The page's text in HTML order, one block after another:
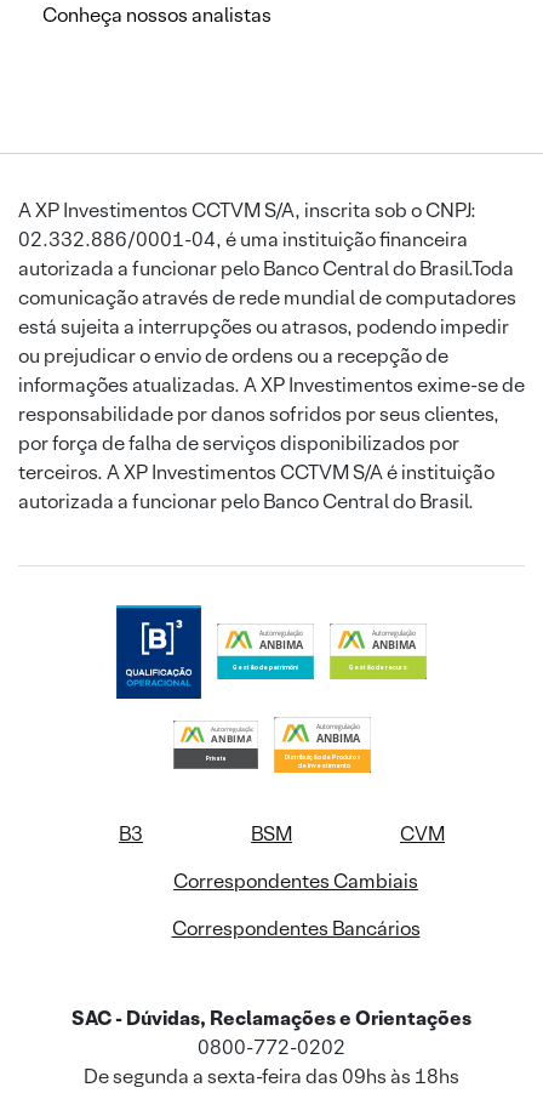
Conheça nossos analistas
A XP Investimentos CCTVM S/A, inscrita sob o CNPJ:
02.332.886/0001-04, é uma instituição financeira
autorizada a funcionar pelo Banco Central do Brasil.Toda
comunicação através de rede mundial de computadores
está sujeita a interrupções ou atrasos, podendo impedir
ou prejudicar o envio de ordens ou a recepção de
informações atualizadas. A XP Investimentos exime-se de
responsabilidade por danos sofridos por seus clientes,
por força de falha de serviços disponibilizados por
terceiros. A XP Investimentos CCTVM S/A é instituição
autorizada a funcionar pelo Banco Central do Brasil.
B3 BSM
CVM
Correspondentes Cambiais
Correspondentes Bancários
SAC - Dúvidas, Reclamações e Orientações
0800-772-0202
De segunda a sexta-feira das 09hs às 18hs